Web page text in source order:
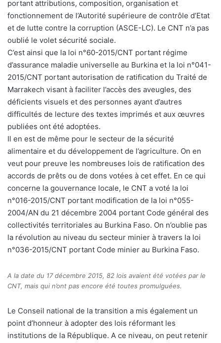
portant attributions, composition, organisation et
fonctionnement de l’Autorité supérieure de contrôle d’Etat
et de lutte contre la corruption (ASCE-LC). Le CNT n’a pas
oublié le volet sécurité sociale.
C’est ainsi que la loi n°60-2015/CNT portant régime
d’assurance maladie universelle au Burkina et la loi n°041-
2015/CNT portant autorisation de ratification du Traité de
Marrakech visant à faciliter l’accès des aveugles, des
déficients visuels et des personnes ayant d’autres
difficultés de lecture des textes imprimés et aux œuvres
publiées ont été adoptées.
Il en est de même pour le secteur de la sécurité
alimentaire et du développement de l’agriculture. On en
veut pour preuve les nombreuses lois de ratification des
accords de prêts ou de dons votées à cet effet. En ce qui
concerne la gouvernance locale, le CNT a voté la loi
n°016-2015/CNT portant modification de la loi n°055-
2004/AN du 21 décembre 2004 portant Code général des
collectivités territoriales au Burkina Faso. On n’oublie pas
la révolution au niveau du secteur minier à travers la loi
n°036-2015/CNT portant Code minier au Burkina Faso.
A la date du 17 décembre 2015, 82 lois avaient été votées par le
CNT, mais qui n’ont pas encore été toutes promulguées.
Le Conseil national de la transition a mis également un
point d’honneur à adopter des lois réformant les
institutions de la République. A ce niveau, on peut retenir